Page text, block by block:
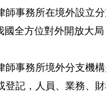
師事務所在境外設立
國全方位對外開放大
師事務所境外分支機
登記，人員、業務、